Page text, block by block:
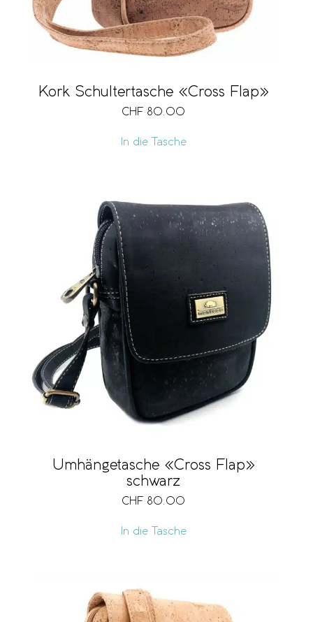
Kork Schultertasche «Cross Flap»
CHF 80.00
In die Tasche
Umhängetasche «Cross Flap»
schwarz
CHF 80.00
In die Tasche